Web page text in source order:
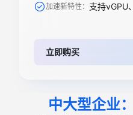
加速新特性：
立即购买
中大型企业：